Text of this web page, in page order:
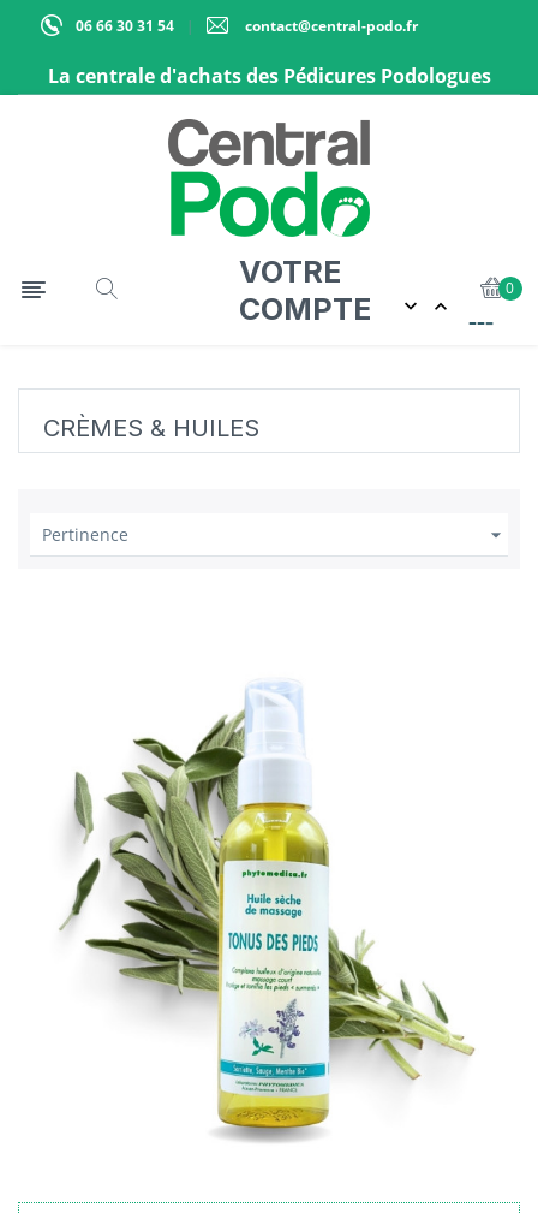
06 66 30 31 54 contact@central-podo.fr
La centrale d'achats des Pédicures Podologues
Basculer la navigation
☰
VOTRE
COMPTE
 
0
CRÈMES & HUILES
Pertinence 